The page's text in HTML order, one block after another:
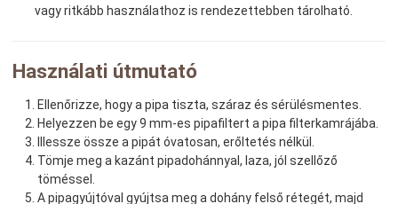
vagy ritkább használathoz is rendezettebben tárolható.
Használati útmutató
Ellenőrizze, hogy a pipa tiszta, száraz és sérülésmentes.
Helyezzen be egy 9 mm-es pipafiltert a pipa filterkamrájába.
Illessze össze a pipát óvatosan, erőltetés nélkül.
Tömje meg a kazánt pipadohánnyal, laza, jól szellőző
töméssel.
A pipagyújtóval gyújtsa meg a dohány felső rétegét, majd